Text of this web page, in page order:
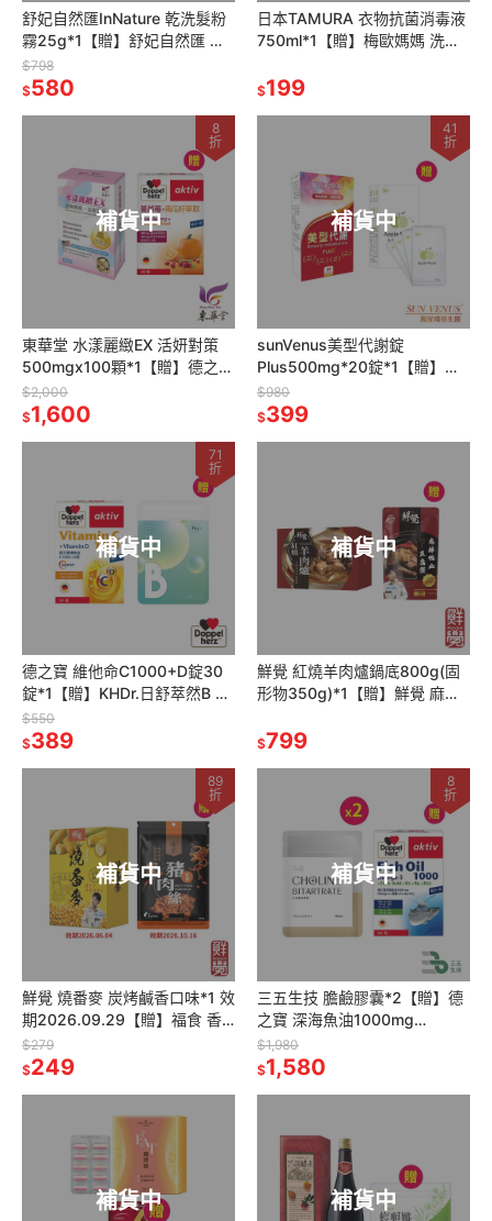
舒妃自然匯InNature 乾洗髮粉
霧25g*1【贈】舒妃自然匯 綠
咖啡強韌防斷落洗髮精
300ml*1
$798
$580
日本TAMURA 衣物抗菌消毒液
750ml*1【贈】梅歐媽媽 洗衣
$199
補貨中
8
折
東華堂 水漾麗緻EX 活妍對策
500mgx100顆*1【贈】德之寶
蔓越莓+南瓜籽萃取膠囊30粒
*1
$2,000
$1,600
補貨中
41
折
sunVenus美型代謝錠
Plus500mg*20錠*1【贈】
KHDR. 蘋果柑橘果膠15gx4包
*1
$980
$399
補貨中
71
折
德之寶 維他命C1000+D錠30
錠*1【贈】KHDr.日舒萃然B 膠
囊30粒裝*1
$550
$389
補貨中
鮮覺 紅燒羊肉爐鍋底800g(固
形物350g)*1【贈】鮮覺 麻辣
物200g±10)*1
$799
補貨中
89
折
鮮覺 燒番麥 炭烤鹹香口味*1 效
期2026.09.29【贈】福食 香
辣豬肉絲*1 效期2026.10.16
$279
$249
補貨中
8
折
三五生技 膽鹼膠囊*2【贈】德
之寶 深海魚油1000mg
Omega-3+葉酸+B1+B6+B12
*1
$1,980
$1,580
補貨中 補貨中